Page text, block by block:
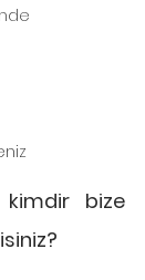
kimdir bize